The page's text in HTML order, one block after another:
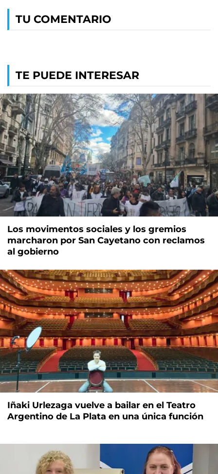
TU COMENTARIO
TE PUEDE INTERESAR
Los movimentos sociales y los gremios
marcharon por San Cayetano con reclamos
al gobierno
Iñaki Urlezaga vuelve a bailar en el Teatro
Argentino de La Plata en una única función